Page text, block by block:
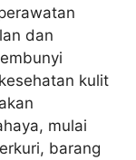
dan
kulit
mulai
barang